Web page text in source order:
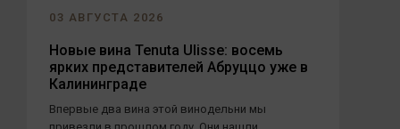
03 АВГУСТА 2026
Новые вина Tenuta Ulisse: восемь
ярких представителей Абруццо уже в
Калининграде
Впервые два вина этой винодельни мы